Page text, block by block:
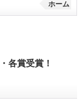
ホーム
各賞受賞！